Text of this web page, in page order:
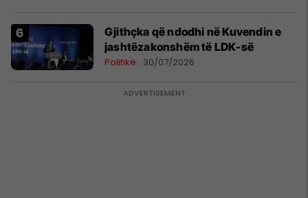
Gjithçka që ndodhi në Kuvendin e
jashtëzakonshëm të LDK-së
Politikë 30/07/2026